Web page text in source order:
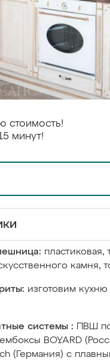
стоимость!
минут!
камня,
изготовим
системы :
ПВШ
BOYARD
(Германия) с